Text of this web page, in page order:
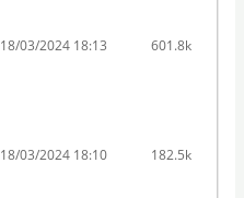
18/03/2024 18:13 601.8k
18/03/2024 18:10 182.5k